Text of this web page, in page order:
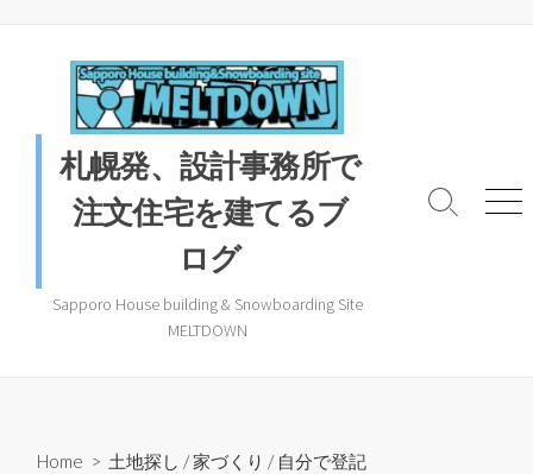
札幌発、設計事務所で
注文住宅を建てるブ
ログ
Sapporo House building & Snowboarding Site
MELTDOWN
検
メ
Home > 土地探し /家づくり / 自分で登記